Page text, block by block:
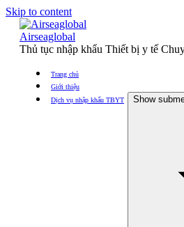
Skip to content
Airseaglobal
Thủ tục nhập khẩu Thiết bị y tế
Trang chủ
Giới thiệu
Dịch vụ nhập khẩu TBYT
Show